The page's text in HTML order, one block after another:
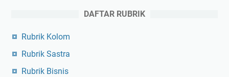
DAFTAR RUBRIK
Rubrik Kolom
Rubrik Sastra
Rubrik Bisnis